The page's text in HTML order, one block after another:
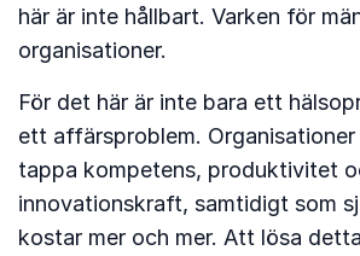
här är inte hållbart. Varken för
organisationer.
För det här är inte bara ett
ett affärsproblem.
tappa kompetens, produktivitet
innovationskraft, samtidigt som
kostar mer och mer. Att lösa